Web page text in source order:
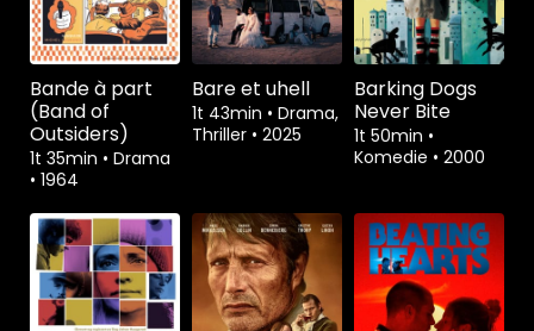
Bande à part
(Band of
Outsiders)
1t 35min • Drama
• 1964
Bare et uhell
1t 43min • Drama,
Thriller • 2025
Barking Dogs
Never Bite
1t 50min •
Komedie • 2000